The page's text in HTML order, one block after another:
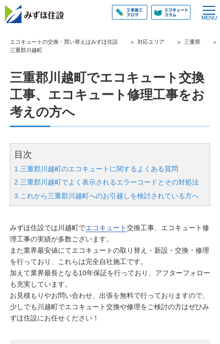
エコキュートの交換・買い替えはみずほ住設 対応エリア
三重県
三重郡川越町
三重郡川越町でエコキュート交換
工事、エコキュート修理工事をお
考えの方へ
目次
1.三重郡川越町のエコキュートに関するよくある質問
2.三重郡川越町でよく表示されるエラーコードとその対処法
3.これから三重郡川越町へのお引越しを検討されている方へ
みずほ住設では川越町でエコキュート交換工事、エコキュート修
理工事の実績が多数ございます。
また業界最安値にてエコキュートの取り替え・新設・交換・修理
を行っており、これらは完全自社施工です。
加えて業界最長となる10年保証を行っており、アフターフォロー
も充実しています。
お見積もりやお問い合わせ、出張を無料で行っておりますので、
少しでも川越町でエコキュート交換や修理をご検討の方はぜひみ
ずほ住設にお任せください！